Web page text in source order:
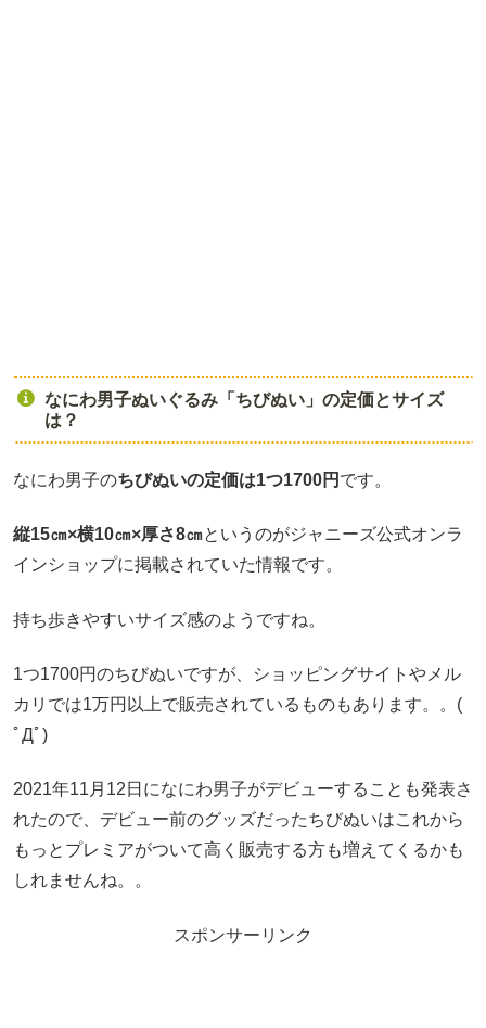
なにわ男子ぬいぐるみ「ちびぬい」の定価とサイズ
は？
なにわ男子のちびぬいの定価は1つ1700円 です。
縦15㎝×横10㎝×厚さ8㎝というのがジャニーズ公式オンラ
インショップに掲載されていた情報です。
持ち歩きやすいサイズ感のようですね。
1つ1700円のちびぬいですが、ショッピングサイトやメル
カリでは1万円以上で販売されているものもあります。。(
ﾟДﾟ)
2021年11月12日になにわ男子がデビューすることも発表さ
れたので、デビュー前のグッズだったちびぬいはこれから
もっとプレミアがついて高く販売する方も増えてくるかも
しれませんね。。
スポンサーリンク